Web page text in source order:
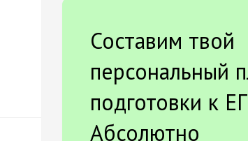
Составим твой
персональный
подготовки к
Абсолютно